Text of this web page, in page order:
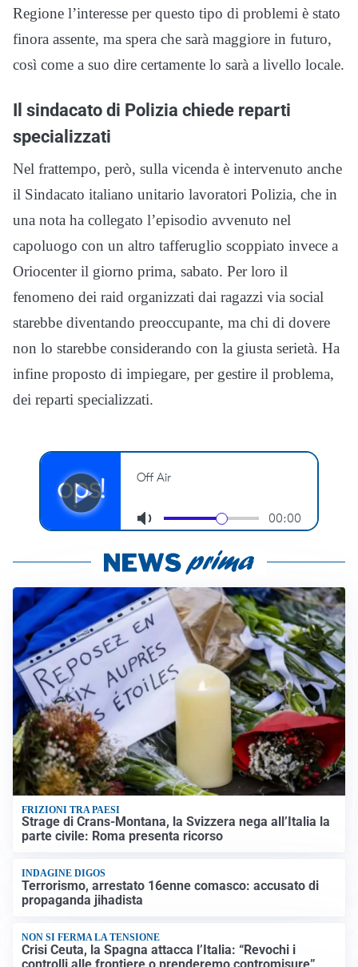
Regione l’interesse per questo tipo di problemi è stato
finora assente, ma spera che sarà maggiore in futuro,
così come a suo dire certamente lo sarà a livello locale.
Il sindacato di Polizia chiede reparti
specializzati
Nel frattempo, però, sulla vicenda è intervenuto anche
il Sindacato italiano unitario lavoratori Polizia, che in
una nota ha collegato l’episodio avvenuto nel
capoluogo con un altro tafferuglio scoppiato invece a
Oriocenter il giorno prima, sabato. Per loro il
fenomeno dei raid organizzati dai ragazzi via social
starebbe diventando preoccupante, ma chi di dovere
non lo starebbe considerando con la giusta serietà. Ha
infine proposto di impiegare, per gestire il problema,
dei reparti specializzati.
FRIZIONI TRA PAESI
Strage di Crans-Montana, la Svizzera nega all’Italia la
parte civile: Roma presenta ricorso
INDAGINE DIGOS
Terrorismo, arrestato 16enne comasco: accusato di
propaganda jihadista
NON SI FERMA LA TENSIONE
Crisi Ceuta, la Spagna attacca l’Italia: “Revochi i
controlli alle frontiere o prenderemo contromisure”